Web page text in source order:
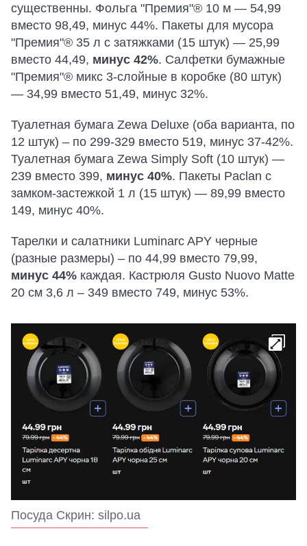
существенны. Фольга "Премия"® 10 м — 54,99
вместо 98,49, минус 44%. Пакеты для мусора
"Премия"® 35 л с затяжками (15 штук) — 25,99
вместо 44,49, минус 42%. Салфетки бумажные
"Премия"® микс 3-слойные в коробке (80 штук)
— 34,99 вместо 51,49, минус 32%.
Туалетная бумага Zewa Deluxe (оба варианта, по
12 штук) – по 299-329 вместо 519, минус 37-42%.
Туалетная бумага Zewa Simply Soft (10 штук) —
239 вместо 399, минус 40%. Пакеты Paclan с
замком-застежкой 1 л (15 штук) — 89,99 вместо
149, минус 40%.
Тарелки и салатники Luminarc APY черные
(разные размеры) – по 44,99 вместо 79,99,
минус 44% каждая. Кастрюля Gusto Nuovo Matte
20 см 3,6 л – 349 вместо 749, минус 53%.
Посуда Скрин: silpo.ua